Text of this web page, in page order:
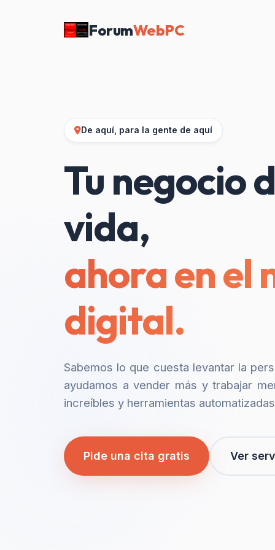
ForumWebPC
De aquí, para la gente de aquí
Tu negocio
vida,
ahora en el
digital.
Sabemos lo que cuesta levantar la
ayudamos a vender más y trabajar
increíbles y herramientas
Pide una cita gratis Ver